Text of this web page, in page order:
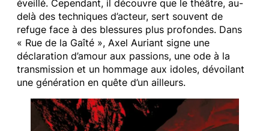
éveillé. Cependant, il découvre que le théâtre, au-
delà des techniques d’acteur, sert souvent de
refuge face à des blessures plus profondes. Dans
« Rue de la Gaîté », Axel Auriant signe une
déclaration d’amour aux passions, une ode à la
transmission et un hommage aux idoles, dévoilant
une génération en quête d’un ailleurs.